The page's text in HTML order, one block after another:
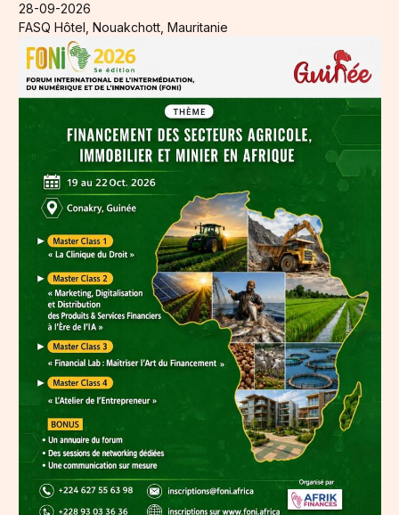
28-09-2026
FASQ Hôtel, Nouakchott, Mauritanie